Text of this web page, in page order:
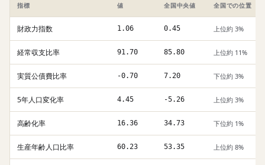
指標 値 全国中央値 全国での位置
財政力指数 1.06 0.45 上位約 3%
経常収支比率 91.70 85.80 上位約 11%
実質公債費比率 -0.70 7.20 下位約 3%
5年人口変化率 4.45 -5.26 上位約 3%
高齢化率 16.36 34.73 下位約 1%
生産年齢人口比率 60.23 53.35 上位約 8%